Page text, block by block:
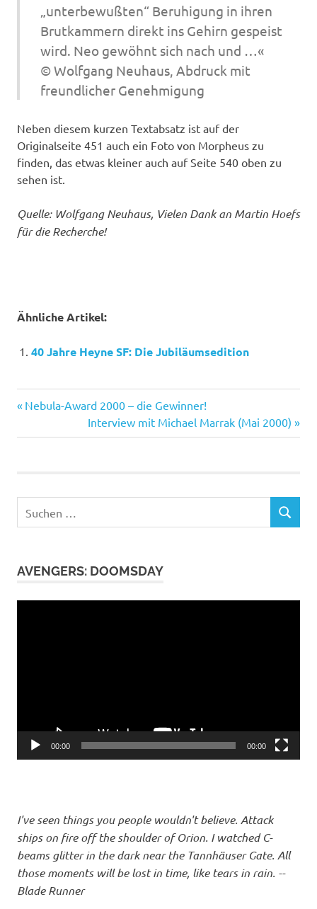
„unterbewußten“ Beruhigung in ihren
Brutkammern direkt ins Gehirn gespeist
wird. Neo gewöhnt sich nach und …«
© Wolfgang Neuhaus, Abdruck mit
freundlicher Genehmigung
Neben diesem kurzen Textabsatz ist auf der
Originalseite 451 auch ein Foto von Morpheus zu
finden, das etwas kleiner auch auf Seite 540 oben zu
sehen ist.
Quelle: Wolfgang Neuhaus, Vielen Dank an Martin Hoefs
für die Recherche!
Ähnliche Artikel:
40 Jahre Heyne SF: Die Jubiläumsedition
Jahr
Beitragsnavigation
Vorheriger
Nebula-Award 2000 – die Gewinner!
Nächster
Beitrag:
Interview mit Michael Marrak (Mai 2000)
nach:
SUCHEN
AVENGERS: DOOMSDAY
00:00 00:00
I've seen things you people wouldn't believe. Attack
ships on fire off the shoulder of Orion. I watched C-
beams glitter in the dark near the Tannhäuser Gate. All
those moments will be lost in time, like tears in rain. --
Blade Runner